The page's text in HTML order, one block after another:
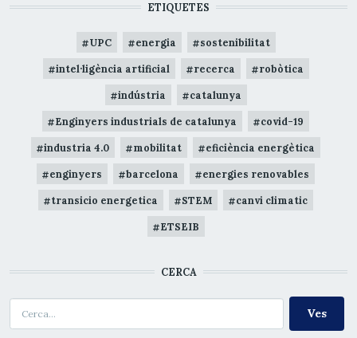
ETIQUETES
UPC energia sostenibilitat
intel·ligència artificial recerca robòtica
indústria catalunya
Enginyers industrials de catalunya covid-19
industria 4.0 mobilitat eficiència energètica
enginyers barcelona energies renovables
transicio energetica STEM canvi climatic
ETSEIB
CERCA